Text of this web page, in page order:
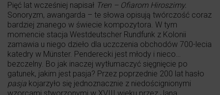
Pięć lat wcześniej napisał Tren – Ofiarom Hiroszimy.
Sonoryzm, awangarda – te słowa opisują twórczość coraz
bardziej znanego w świecie kompozytora. W tym
momencie stacja Westdeutscher Rundfunk z Kolonii
zamawia u niego dzieło dla uczczenia obchodów 700-lecia
katedry w Münster. Penderecki jest młody i nieco…
bezczelny. Bo jak inaczej wytłumaczyć sięgnięcie po
gatunek, jakim jest pasja? Przez poprzednie 200 lat hasło
pasja kojarzyło się jednoznacznie z niedoścignionymi